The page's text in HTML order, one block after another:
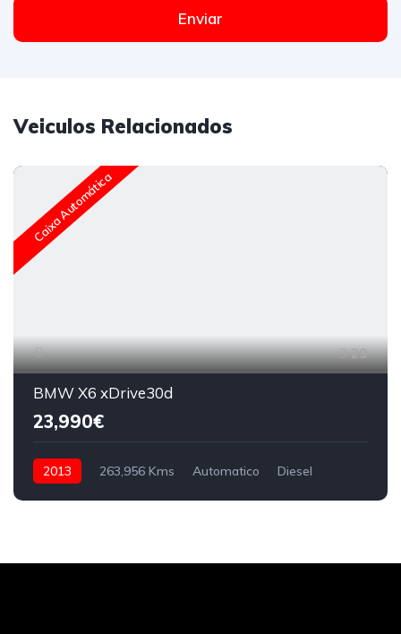
Enviar
Veiculos Relacionados
Caixa Automática
29
BMW X6 xDrive30d
23,990€
2013 263,956 Kms Automatico Diesel